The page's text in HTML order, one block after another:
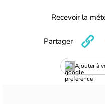
Recevoir la
Ajouter à
Partager